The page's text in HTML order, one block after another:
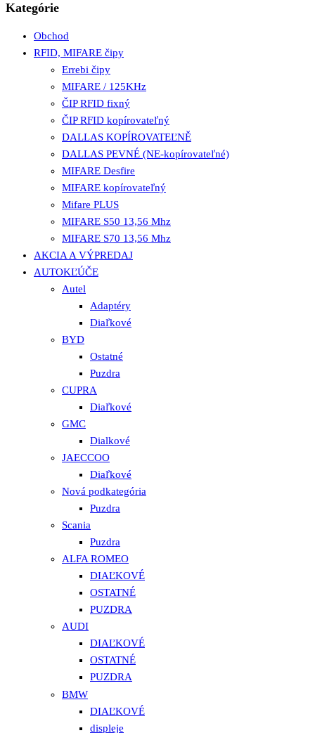
Kategórie
Obchod
RFID, MIFARE čipy
Errebi čipy
MIFARE / 125KHz
ČIP RFID fixný
ČIP RFID kopírovateľný
DALLAS KOPÍROVATEĽNĚ
DALLAS PEVNÉ (NE-kopírovateľné)
MIFARE Desfire
MIFARE kopírovateľný
Mifare PLUS
MIFARE S50 13,56 Mhz
MIFARE S70 13,56 Mhz
AKCIA A VÝPREDAJ
AUTOKĽÚČE
Autel
Adaptéry
Diaľkové
BYD
Ostatné
Puzdra
CUPRA
Diaľkové
GMC
Dialkové
JAECCOO
Diaľkové
Nová podkategória
Puzdra
Scania
Puzdra
ALFA ROMEO
DIAĽKOVÉ
OSTATNÉ
PUZDRA
AUDI
DIAĽKOVÉ
OSTATNÉ
PUZDRA
BMW
DIAĽKOVÉ
displeje